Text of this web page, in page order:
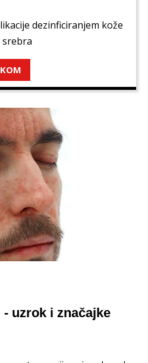
dezinficiranjem kože
uzrok i značajke